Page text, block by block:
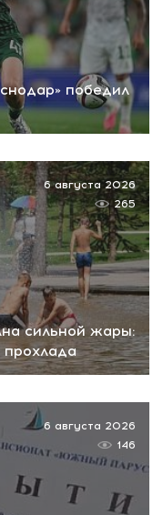
победил
сильной жары:
6 августа 2026
265
6 августа 2026
146